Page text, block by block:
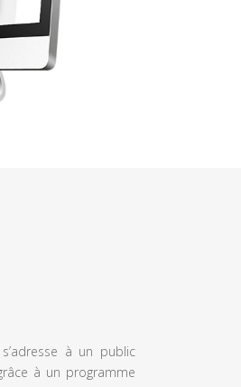
à un public
à un programme